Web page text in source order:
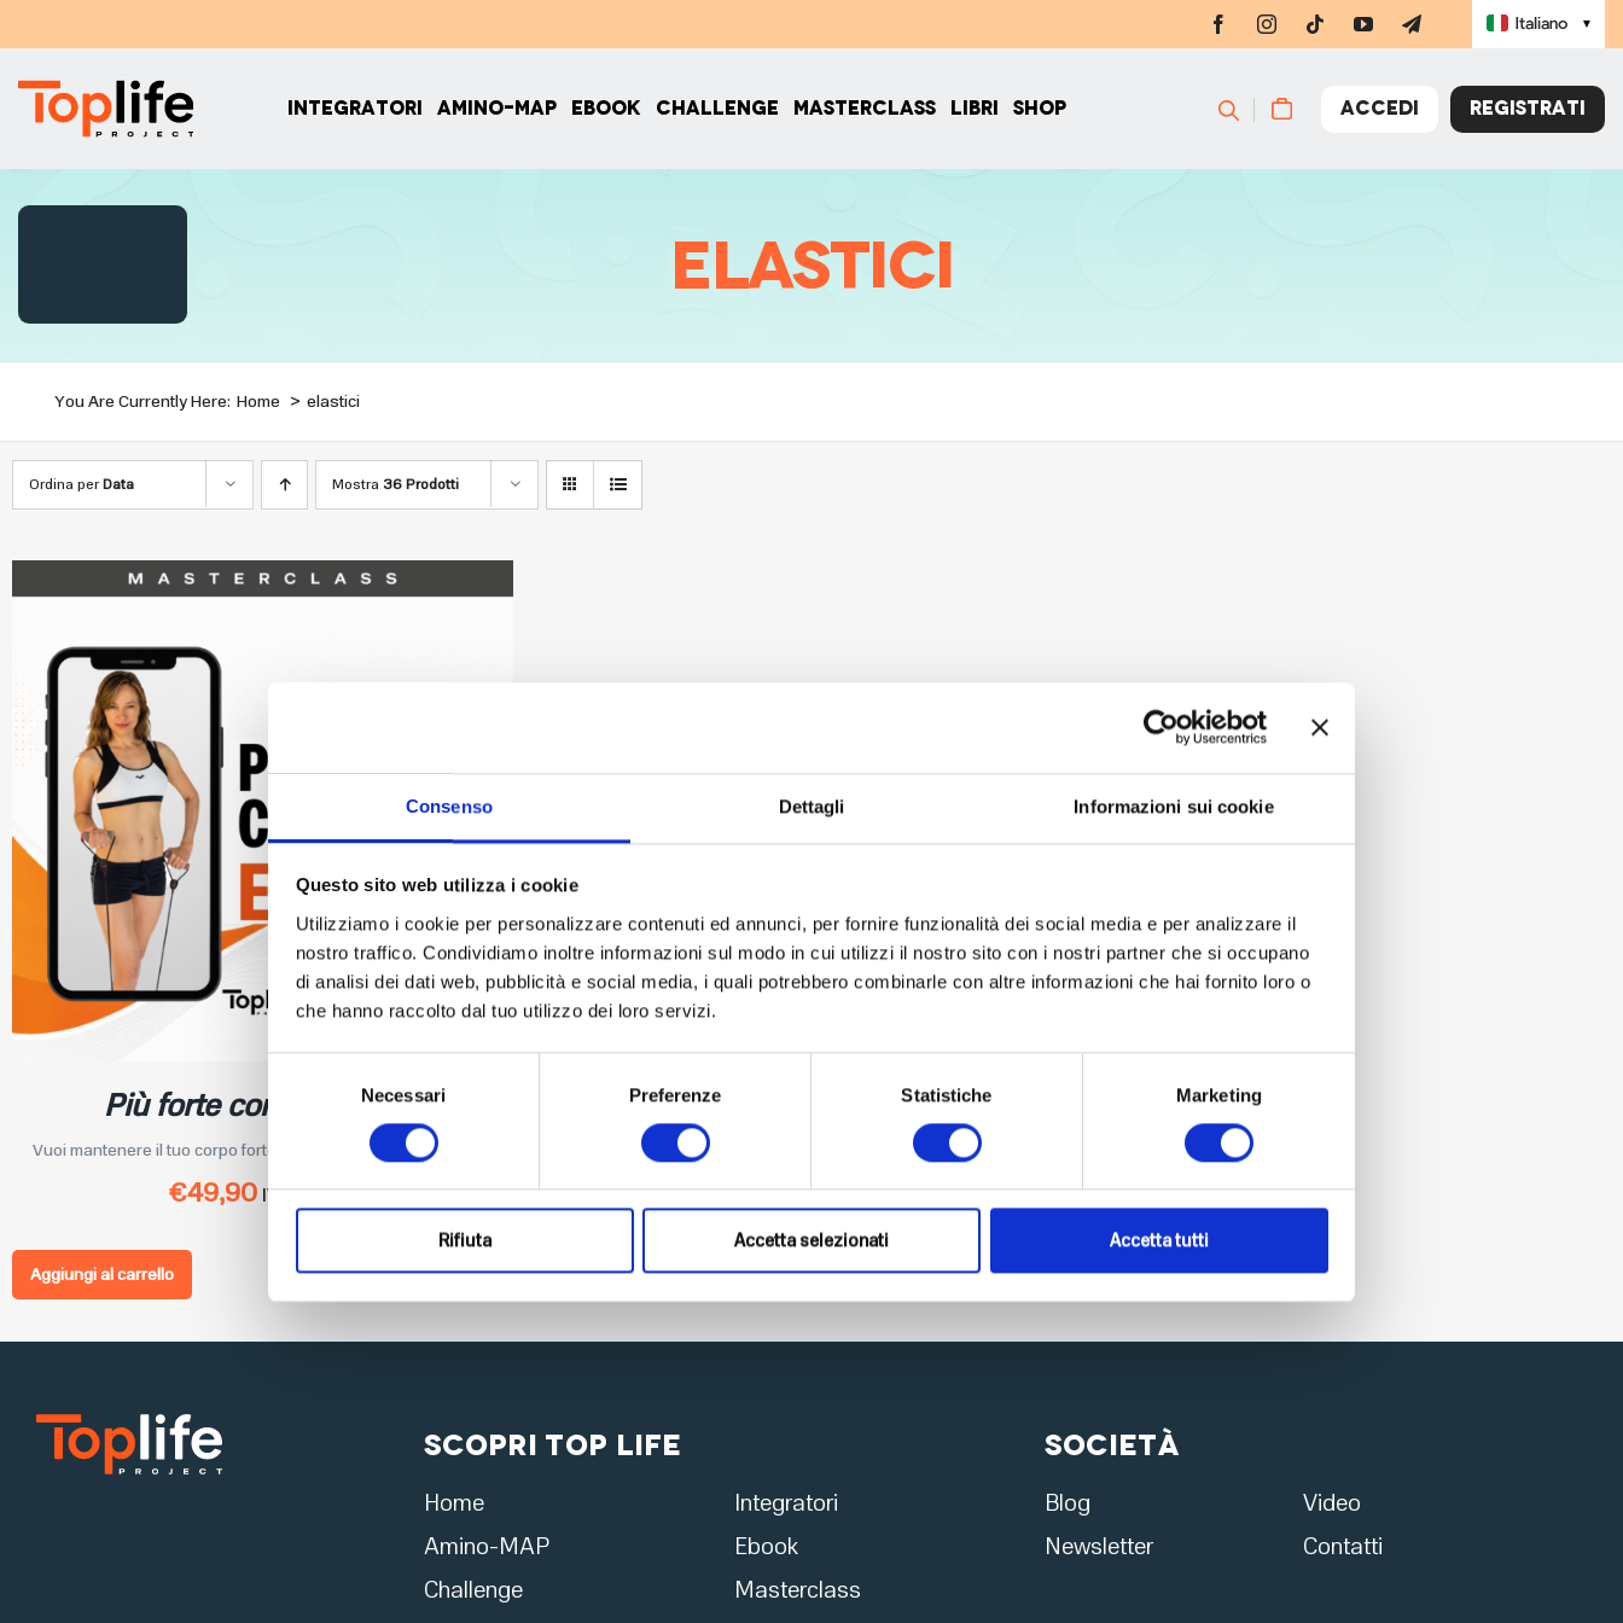
Consenso Dettagli Informazioni sui cookie
Questo sito web utilizza i cookie
Utilizziamo i cookie per personalizzare contenuti ed annunci, per fornire funzionalità dei social media e per analizzare il
nostro traffico. Condividiamo inoltre informazioni sul modo in cui utilizzi il nostro sito con i nostri partner che si occupano
di analisi dei dati web, pubblicità e social media, i quali potrebbero combinarle con altre informazioni che hai fornito loro o
che hanno raccolto dal tuo utilizzo dei loro servizi.
del
Necessari Preferenze Statistiche Marketing
Rifiuta Accetta selezionati Accetta tutti
al
contenuto
Italiano ▼
INTEGRATORI AMINO-MAP EBOOK CHALLENGE MASTERCLASS LIBRI SHOP REGISTRATI
ACCEDI
elastici
You Are Currently Here: Home elastici
Ordina perData Mostra 36 Prodotti
Più forte con gli elastici
Vuoi mantenere il tuo corpo forte, sano e tonico con allenam...
€49,90 IVA Inclusa
Aggiungi al carrello
Scopri Top Life
Home
Integratori
Amino-MAP
Ebook
Challenge
Masterclass
Società
Blog
Video
Newsletter
Contatti